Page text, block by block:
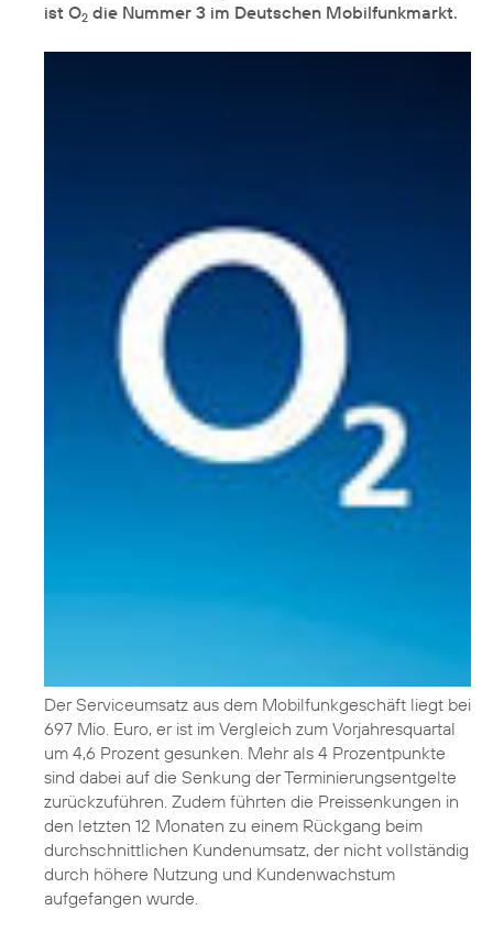
ist O2 die Nummer 3 im Deutschen Mobilfunkmarkt.
Der Serviceumsatz aus dem Mobilfunkgeschäft liegt bei
697 Mio. Euro, er ist im Vergleich zum Vorjahresquartal
um 4,6 Prozent gesunken. Mehr als 4 Prozentpunkte
sind dabei auf die Senkung der Terminierungsentgelte
zurückzuführen. Zudem führten die Preissenkungen in
den letzten 12 Monaten zu einem Rückgang beim
durchschnittlichen Kundenumsatz, der nicht vollständig
durch höhere Nutzung und Kundenwachstum
aufgefangen wurde.